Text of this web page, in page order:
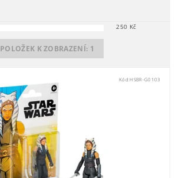
250 Kč
POLOŽEK K ZOBRAZENÍ: 1
Kód:HSBR-G0103